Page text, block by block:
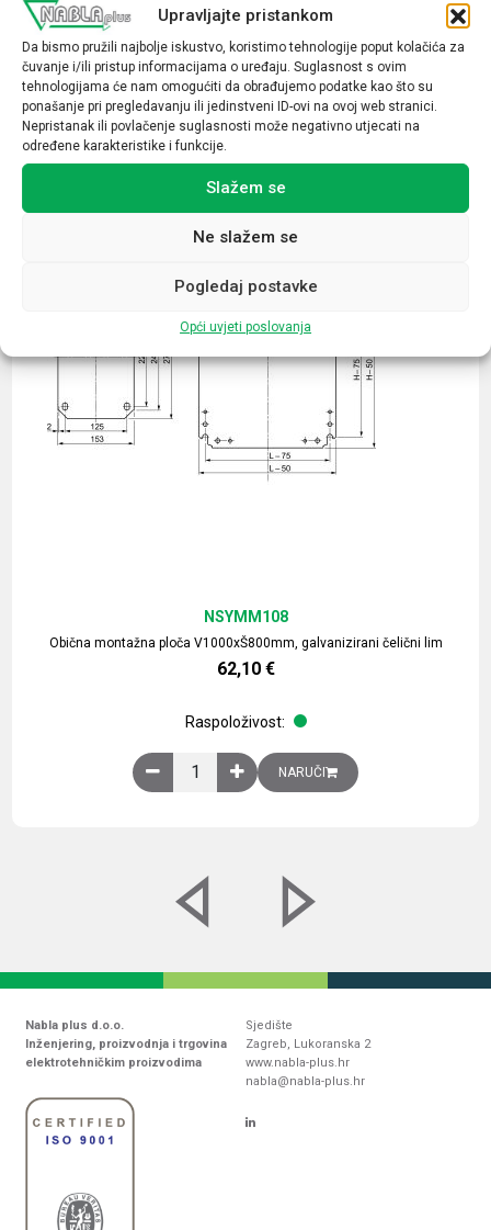
Upravljajte pristankom
Da bismo pružili najbolje iskustvo, koristimo tehnologije poput kolačića za
čuvanje i/ili pristup informacijama o uređaju. Suglasnost s ovim
tehnologijama će nam omogućiti da obrađujemo podatke kao što su
ponašanje pri pregledavanju ili jedinstveni ID-ovi na ovoj web stranici.
Nepristanak ili povlačenje suglasnosti može negativno utjecati na
određene karakteristike i funkcije.
Slažem se
Ne slažem se
Pogledaj postavke
Opći uvjeti poslovanja
Povezani proizvodi
Obična montažna ploča V1000xŠ800mm, galvanizirani čelični lim
NSYMM108
62,10 €
Raspoloživost:
Obična montažna ploča V1000xŠ800mm,
NARUČI
Nabla plus d.o.o.
Inženjering, proizvodnja i trgovina
elektrotehničkim proizvodima
Sjedište
Zagreb, Lukoranska 2
www.nabla-plus.hr
nabla@nabla-plus.hr